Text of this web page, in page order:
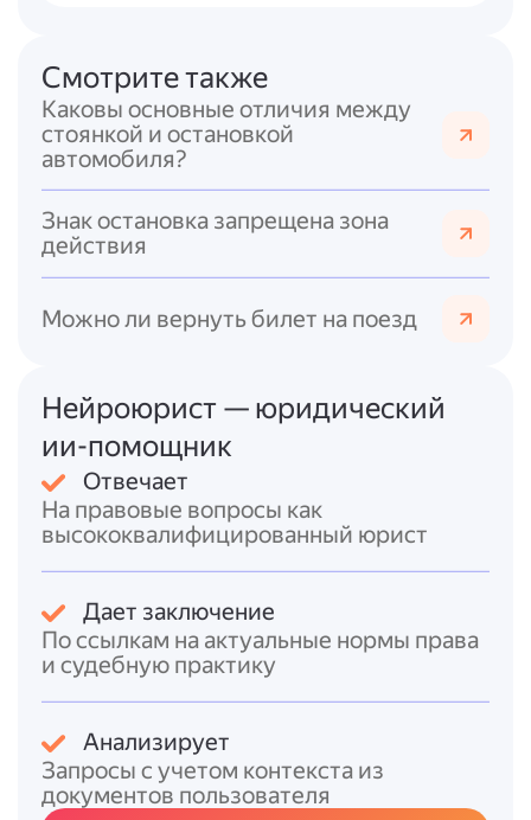
Минтранса № 145 );
правилам перевозок (п. 7
Постановления Правительства № 1586
где посадка/высадка производится
по
требованию
из-за неисправности, плохого
месте, в т.?ч. на автобусной остановке.
В таком случае нужно включить
аварийную сигнализацию и выставить
знак аварийной остановки.
Запрет остановкиможет быть
установлен дополнительными
знаками (например, 3.27 «Остановка
запрещена») или разметкой — в этом
случае останавливаться нельзя ни при
каких обстоятельствах.
Итоговый ответ
Останавливаться на автобусной остановке
для высадки пассажиров можно в
следующих случаях:
Смотрите также
Каковы основные отличия между
стоянкой и остановкой
автомобиля?
Знак остановка запрещена зона
действия
Можно ли вернуть билет на поезд
Нейроюрист — юридический
ии-помощник
Отвечает
На правовые вопросы как
высококвалифицированный юрист
Дает заключение
По ссылкам на актуальные нормы права
и судебную практику
Анализирует
Запросы с учетом контекста из
документов пользователя